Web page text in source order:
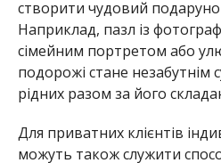
створити чудовий подарунок
Наприклад, пазл із
сімейним портретом або
подорожі стане незабутнім
рідних разом за його
Для приватних клієнтів
можуть також служити